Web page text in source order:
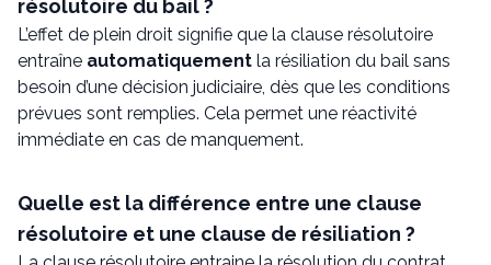
résolutoire du bail ?
L’effet de plein droit signifie que la clause résolutoire
entraîne automatiquement la résiliation du bail sans
besoin d’une décision judiciaire, dès que les conditions
prévues sont remplies. Cela permet une réactivité
immédiate en cas de manquement.
Quelle est la différence entre une clause
résolutoire et une clause de résiliation ?